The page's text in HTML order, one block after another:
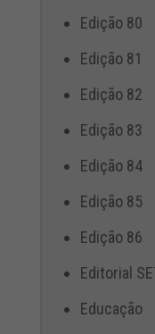
Edição 80
Edição 81
Edição 82
Edição 83
Edição 84
Edição 85
Edição 86
Editorial
Educação